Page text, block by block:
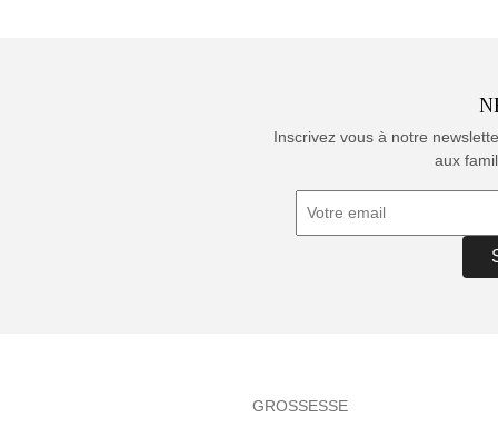
Inscrivez vous à notre
aux
GROSSESSE